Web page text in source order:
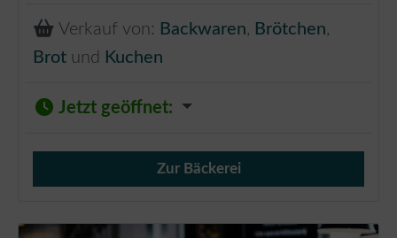
Verkauf von: Backwaren, Brötchen,
Brot und Kuchen
Jetzt geöffnet:
Verkauf von Brötchen,
Zur Bäckerei